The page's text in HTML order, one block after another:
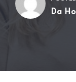
Da